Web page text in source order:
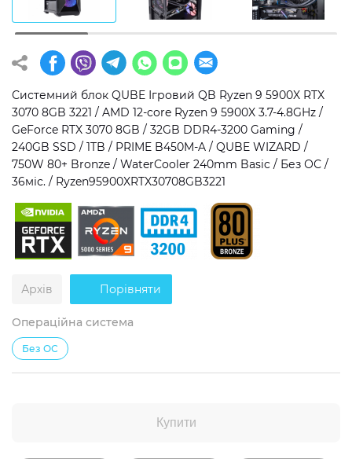
Операційна система
Windows 11 Home
Windows 11 Pro
Без ОС
Тип накопичувача
SSD
HDD
SSD + HDD
Додатково
RGB-підсвічування
Розблокований множник CPU
Надшвидкий M.2 SSD NVME
Системний блок QUBE Ігровий QB Ryzen 9 5900X RTX
3070 8GB 3221 / AMD 12-core Ryzen 9 5900X 3.7-4.8GHz /
GeForce RTX 3070 8GB / 32GB DDR4-3200 Gaming /
240GB SSD / 1TB / PRIME B450M-A / QUBE WIZARD /
750W 80+ Bronze / WaterCooler 240mm Basic / Без ОС /
36міс. / Ryzen95900XRTX30708GB3221
Архів Порівняти
Операційна система
Без ОС
Купити